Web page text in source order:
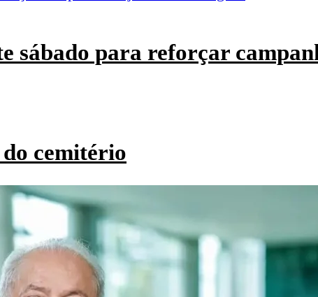
sábado para reforçar
cemitério